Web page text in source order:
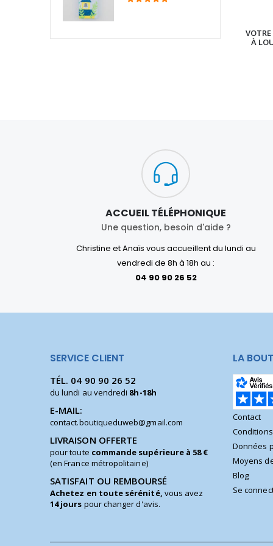
VOTRE
À
ACCUEIL TÉLÉPHONIQUE
Une question, besoin d'aide ?
Christine et Anaïs vous accueillent du lundi au
vendredi de 8h à 18h au :
04 90 90 26 52
SERVICE CLIENT
TÉL. 04 90 90 26 52
du lundi au vendredi 8h-18h
E-MAIL:
contact.boutiqueduweb@gmail.com
LIVRAISON OFFERTE
pour toute commande supérieure à 58 €
(en France métropolitaine)
SATISFAIT OU REMBOURSÉ
Achetez en toute sérénité, vous avez
14 jours pour changer d'avis.
LA
Contact
Données
Moyens
Blog
Se